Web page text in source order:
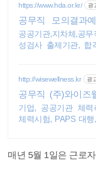
https://www.hda.or.kr/ 광
공무직 모의결과
인적성 출제기관
공공기관,지차체,공무
성검사 출제기관, 합
1:1검사결과 방향제안
http://wisewellness.kr 광
공무직 (주)와이즈
및 측정 장비 파견
기업, 공공기관 체력
체력시험, PAPS 대
매년 5월 1일은 근로
공무원봉급표
국민연금